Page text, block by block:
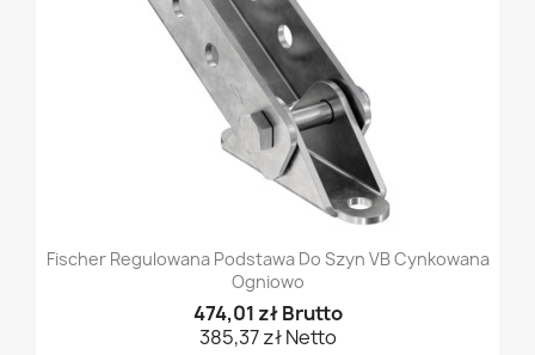
Fischer Regulowana Podstawa Do Szyn VB Cynkowana
Ogniowo
474,01 zł Brutto
385,37 zł Netto